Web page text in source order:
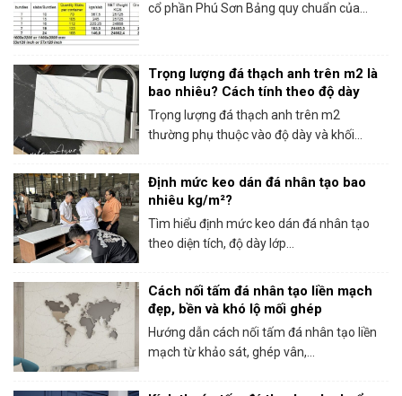
cổ phần Phú Sơn Bảng quy chuẩn của...
Trọng lượng đá thạch anh trên m2 là
bao nhiêu? Cách tính theo độ dày
Trọng lượng đá thạch anh trên m2
thường phụ thuộc vào độ dày và khối...
Định mức keo dán đá nhân tạo bao
nhiêu kg/m²?
Tìm hiểu định mức keo dán đá nhân tạo
theo diện tích, độ dày lớp...
Cách nối tấm đá nhân tạo liền mạch
đẹp, bền và khó lộ mối ghép
Hướng dẫn cách nối tấm đá nhân tạo liền
mạch từ khảo sát, ghép vân,...